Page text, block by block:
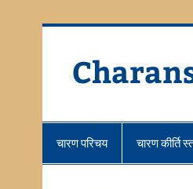
चारण परिचय चारण कीर्ति